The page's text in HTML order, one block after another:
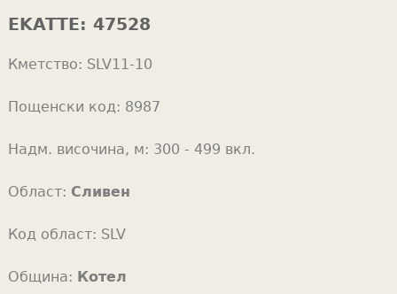
r
m
e
e
EKATTE: 47528
Кметство: SLV11-10
Пощенски код: 8987
Надм. височина, м: 300 - 499 вкл.
Област: Сливен
Код област: SLV
Община: Котел